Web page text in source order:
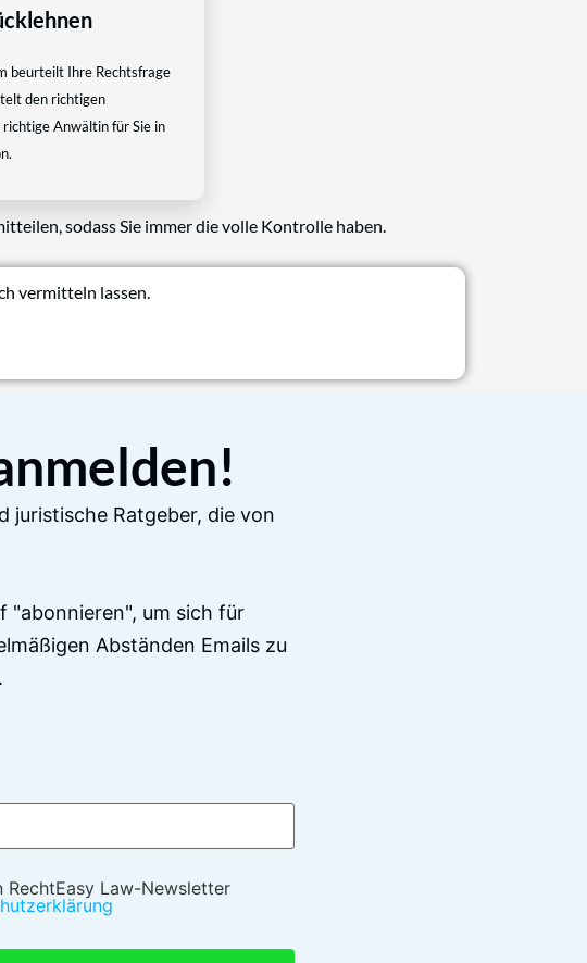
beurteilt Ihre Rechtsfrage
den richtigen
Anwältin für Sie in
sodass Sie immer die volle Kontrolle haben.
vermitteln lassen.
juristische Ratgeber, die von
"abonnieren", um sich für
Abständen Emails zu
RechtEasy Law-Newsletter